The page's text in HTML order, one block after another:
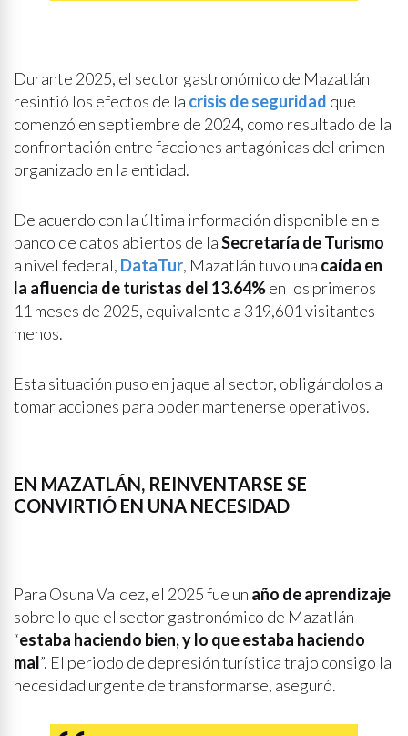
Durante 2025, el sector gastronómico de Mazatlán
resintió los efectos de la crisis de seguridad que
comenzó en septiembre de 2024, como resultado de la
confrontación entre facciones antagónicas del crimen
organizado en la entidad.
De acuerdo con la última información disponible en el
banco de datos abiertos de laSecretaría de Turismo
a nivel federal, DataTur, Mazatlán tuvo una caída en
la afluencia de turistas del 13.64%en los primeros
11 meses de 2025, equivalente a 319,601 visitantes
menos.
Esta situación puso en jaque al sector, obligándolos a
tomar acciones para poder mantenerse operativos.
EN MAZATLÁN, REINVENTARSE SE
CONVIRTIÓ EN UNA NECESIDAD
Para Osuna Valdez, el 2025 fue un año de aprendizaje
sobre lo que el sector gastronómico de Mazatlán
“estaba haciendo bien, y lo que estaba haciendo
mal”. El periodo de depresión turística trajo consigo la
necesidad urgente de transformarse, aseguró.